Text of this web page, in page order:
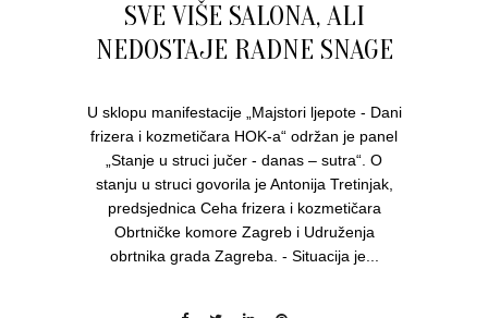
SVE VIŠE SALONA, ALI
NEDOSTAJE RADNE SNAGE
U sklopu manifestacije „Majstori ljepote - Dani
frizera i kozmetičara HOK-a“ održan je panel
„Stanje u struci jučer - danas – sutra“. O
stanju u struci govorila je Antonija Tretinjak,
predsjednica Ceha frizera i kozmetičara
Obrtničke komore Zagreb i Udruženja
obrtnika grada Zagreba. - Situacija je...